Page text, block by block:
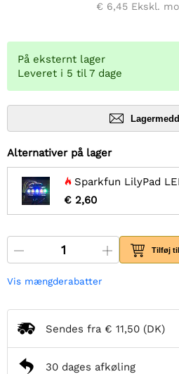
€ 6,45Ekskl.
På eksternt lager
Leveret i 5 til 7 dage
Alternativer på lager
Sparkfun LilyPad
€ 2,60
Tilføj
Vis mængderabatter
Sendes fra € 11,50 (DK)
30 dages afkøling